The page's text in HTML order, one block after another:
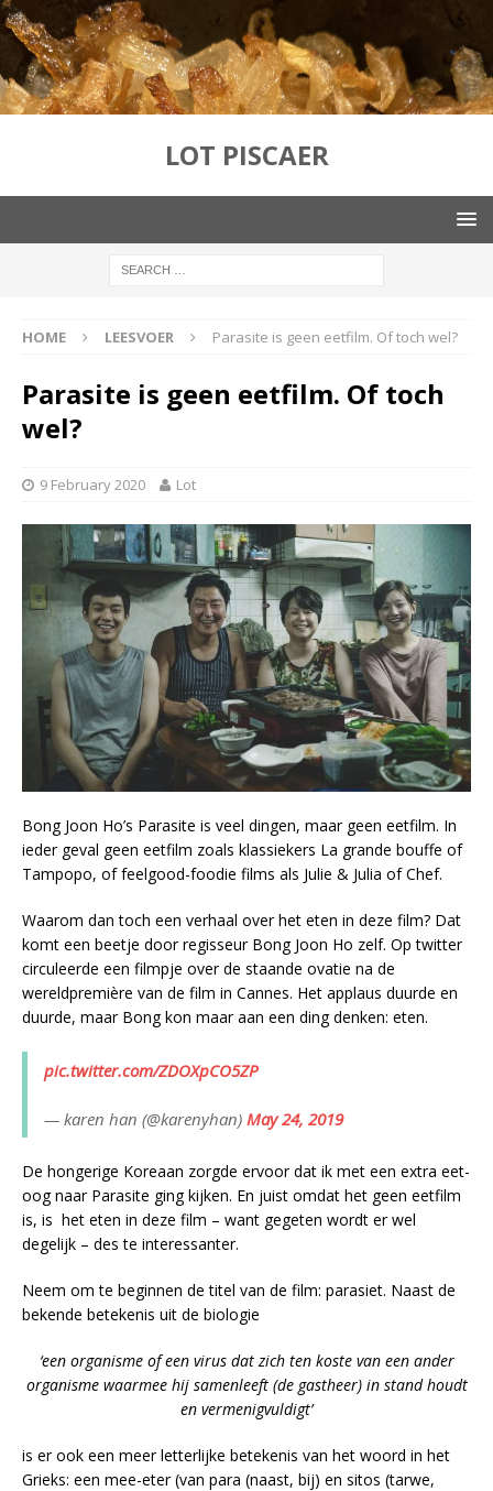
LOT PISCAER
HOME LEESVOER Parasite is geen eetfilm. Of toch wel?
Parasite is geen eetfilm. Of toch
wel?
9 February 2020 Lot
Bong Joon Ho’s Parasite is veel dingen, maar geen eetfilm. In
ieder geval geen eetfilm zoals klassiekers La grande bouffe of
Tampopo, of feelgood-foodie films als Julie & Julia of Chef.
Waarom dan toch een verhaal over het eten in deze film? Dat
komt een beetje door regisseur Bong Joon Ho zelf. Op twitter
circuleerde een filmpje over de staande ovatie na de
wereldpremière van de film in Cannes. Het applaus duurde en
duurde, maar Bong kon maar aan een ding denken: eten.
pic.twitter.com/ZDOXpCO5ZP
— karen han (@karenyhan) May 24, 2019
De hongerige Koreaan zorgde ervoor dat ik met een extra eet-
oog naar Parasite ging kijken. En juist omdat het geen eetfilm
is, is het eten in deze film – want gegeten wordt er wel
degelijk – des te interessanter.
Neem om te beginnen de titel van de film: parasiet. Naast de
bekende betekenis uit de biologie
‘een organisme of een virus dat zich ten koste van een ander
organisme waarmee hij samenleeft (de gastheer) in stand houdt
en vermenigvuldigt’
is er ook een meer letterlijke betekenis van het woord in het
Grieks: een mee-eter (van para (naast, bij) en sitos (tarwe,